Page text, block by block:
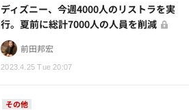
2023.4.25 Tue 20:07
ディズニー、今週4000人のリストラを実
行。夏前に総計7000人の人員を削減
前田邦宏
その他